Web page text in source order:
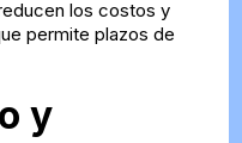
los costos y
permite plazos de
y